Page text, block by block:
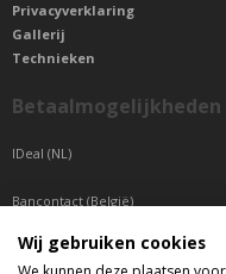
Privacyverklaring
Gallerij
Technieken
Betaalmogelijkheden
IDeal (NL)
Bancontact (België)
Sepa betaling (Overige landen)
Wij gebruiken cookies